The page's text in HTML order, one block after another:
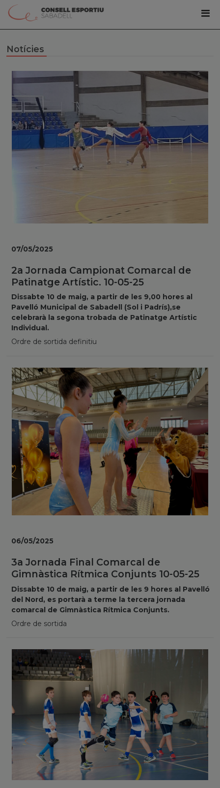
Notícies
2a Jornada Campionat Comarcal de
Patinatge Artístic. 10-05-25
Dissabte 10 de maig, a partir de les 9,00 hores al
Pavelló Municipal de Sabadell (Sol i Padrís),se
celebrarà la segona trobada de Patinatge Artístic
Individual.
Ordre de sortida definitiu
07/05/2025
3a Jornada Final Comarcal de
Gimnàstica Rítmica Conjunts 10-05-25
Dissabte 10 de maig, a partir de les 9 hores al Pavelló
del Nord, es portarà a terme la tercera jornada
comarcal de Gimnàstica Rítmica Conjunts.
Ordre de sortida
06/05/2025